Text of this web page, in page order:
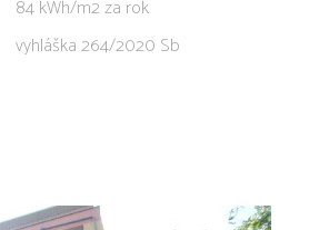
84 kWh/m2 za rok
vyhláška 264/2020 Sb